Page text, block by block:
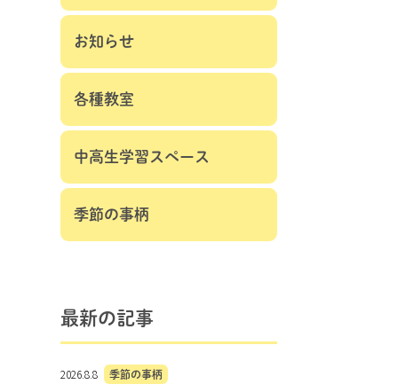
お知らせ
各種教室
中高生学習スペース
季節の事柄
最新の記事
2026.8.8 季節の事柄